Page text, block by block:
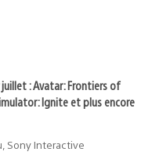
: Avatar: Frontiers of
Ignite et plus encore
Sony Interactive